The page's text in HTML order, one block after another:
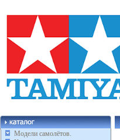
Модели самолётов.